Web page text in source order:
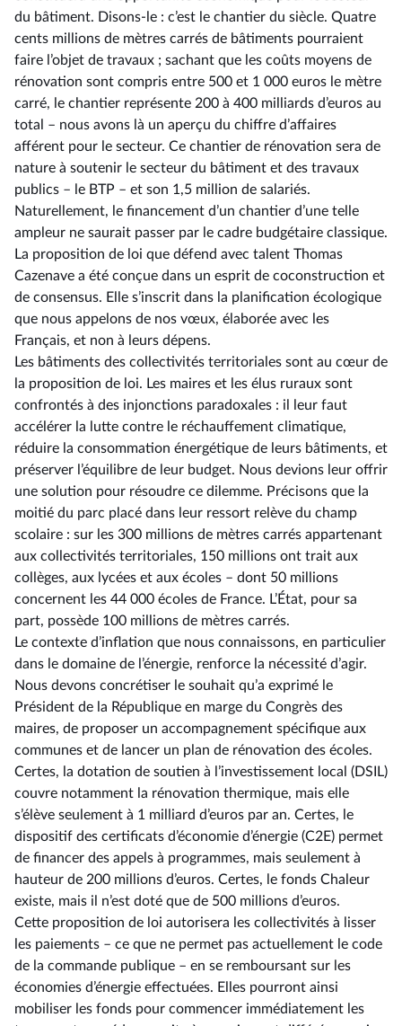
du bâtiment. Disons-le : c’est le chantier du siècle. Quatre
cents millions de mètres carrés de bâtiments pourraient
faire l’objet de travaux ; sachant que les coûts moyens de
rénovation sont compris entre 500 et 1 000 euros le mètre
carré, le chantier représente 200 à 400 milliards d’euros au
total –⁠ nous avons là un aperçu du chiffre d’affaires
afférent pour le secteur. Ce chantier de rénovation sera de
nature à soutenir le secteur du bâtiment et des travaux
publics –⁠ le BTP – et son 1,5 million de salariés.
Naturellement, le financement d’un chantier d’une telle
ampleur ne saurait passer par le cadre budgétaire classique.
La proposition de loi que défend avec talent Thomas
Cazenave a été conçue dans un esprit de coconstruction et
de consensus. Elle s’inscrit dans la planification écologique
que nous appelons de nos vœux, élaborée avec les
Français, et non à leurs dépens.
Les bâtiments des collectivités territoriales sont au cœur de
la proposition de loi. Les maires et les élus ruraux sont
confrontés à des injonctions paradoxales : il leur faut
accélérer la lutte contre le réchauffement climatique,
réduire la consommation énergétique de leurs bâtiments, et
préserver l’équilibre de leur budget. Nous devions leur offrir
une solution pour résoudre ce dilemme. Précisons que la
moitié du parc placé dans leur ressort relève du champ
scolaire : sur les 300 millions de mètres carrés appartenant
aux collectivités territoriales, 150 millions ont trait aux
collèges, aux lycées et aux écoles –⁠ dont 50 millions
concernent les 44 000 écoles de France. L’État, pour sa
part, possède 100 millions de mètres carrés.
Le contexte d’inflation que nous connaissons, en particulier
dans le domaine de l’énergie, renforce la nécessité d’agir.
Nous devons concrétiser le souhait qu’a exprimé le
Président de la République en marge du Congrès des
maires, de proposer un accompagnement spécifique aux
communes et de lancer un plan de rénovation des écoles.
Certes, la dotation de soutien à l’investissement local (DSIL)
couvre notamment la rénovation thermique, mais elle
s’élève seulement à 1 milliard d’euros par an. Certes, le
dispositif des certificats d’économie d’énergie (C2E) permet
de financer des appels à programmes, mais seulement à
hauteur de 200 millions d’euros. Certes, le fonds Chaleur
existe, mais il n’est doté que de 500 millions d’euros.
Cette proposition de loi autorisera les collectivités à lisser
les paiements –⁠ ce que ne permet pas actuellement le code
de la commande publique – en se remboursant sur les
économies d’énergie effectuées. Elles pourront ainsi
mobiliser les fonds pour commencer immédiatement les